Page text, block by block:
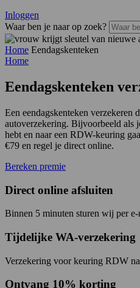
Inloggen
Waar ben je naar op zoek?
Home Eendagskenteken
Home
Eendagskenteken
Een eendagskenteken verzekeren
autoverzekering. Bijvoorbeeld als
hebt en naar een RDW-keuring
€79 en regel je direct online.
Bereken premie
Direct online afsluiten
Binnen 5 minuten sturen wij per
Tijdelijke WA-verzekering
Verzekering voor keuring RDW
Ontvang 10% korting